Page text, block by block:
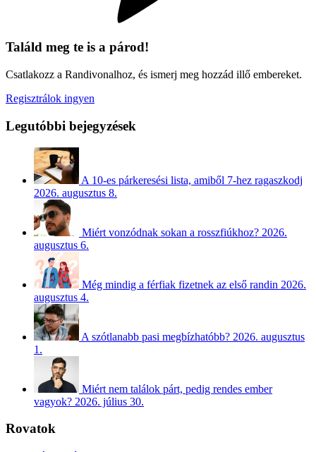
Találd meg te is a párod!
Csatlakozz a Randivonalhoz, és ismerj meg hozzád illő embereket.
Regisztrálok ingyen
Legutóbbi bejegyzések
A 10-es párkeresési lista, amiből 7-hez ragaszkodj
2026. augusztus 8.
Miért vonzódnak sokan a rosszfiúkhoz? 2026.
augusztus 6.
Még mindig a férfiak fizetnek az első randin 2026.
augusztus 4.
A szótlanabb pasi megbízhatóbb? 2026. augusztus
1.
Miért nem találok párt, pedig rendes ember
vagyok? 2026. július 30.
Rovatok